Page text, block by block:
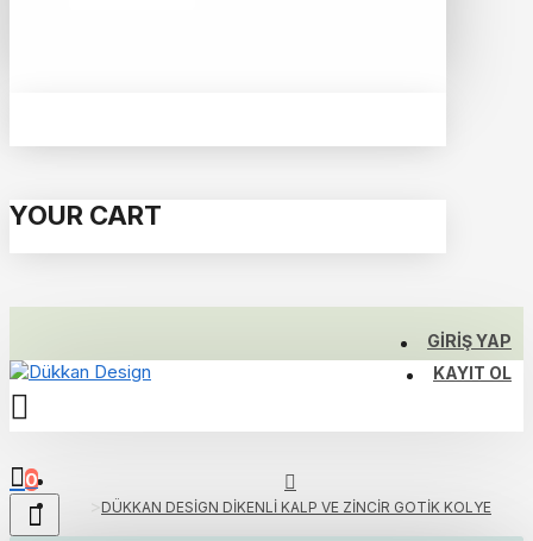
YOUR CART
GIRIŞ YAP
KAYIT OL
0
DÜKKAN DESİGN DİKENLİ KALP VE ZİNCİR GOTİK KOLYE